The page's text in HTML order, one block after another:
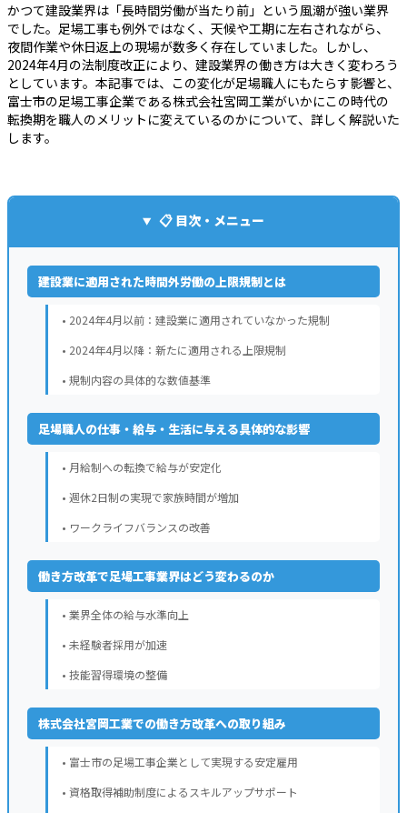
かつて建設業界は「長時間労働が当たり前」という風潮が強い業界
でした。足場工事も例外ではなく、天候や工期に左右されながら、
夜間作業や休日返上の現場が数多く存在していました。しかし、
2024年4月の法制度改正により、建設業界の働き方は大きく変わろう
としています。本記事では、この変化が足場職人にもたらす影響と、
富士市の足場工事企業である株式会社宮岡工業がいかにこの時代の
転換期を職人のメリットに変えているのかについて、詳しく解説いた
します。
📋 目次・メニュー
建設業に適用された時間外労働の上限規制とは
• 2024年4月以前：建設業に適用されていなかった規制
• 2024年4月以降：新たに適用される上限規制
• 規制内容の具体的な数値基準
足場職人の仕事・給与・生活に与える具体的な影響
• 月給制への転換で給与が安定化
• 週休2日制の実現で家族時間が増加
• ワークライフバランスの改善
働き方改革で足場工事業界はどう変わるのか
• 業界全体の給与水準向上
• 未経験者採用が加速
• 技能習得環境の整備
株式会社宮岡工業での働き方改革への取り組み
• 富士市の足場工事企業として実現する安定雇用
• 資格取得補助制度によるスキルアップサポート